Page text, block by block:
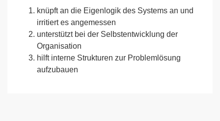
knüpft an die Eigenlogik des Systems an und
irritiert es angemessen
unterstützt bei der Selbstentwicklung der
Organisation
hilft interne Strukturen zur Problemlösung
aufzubauen